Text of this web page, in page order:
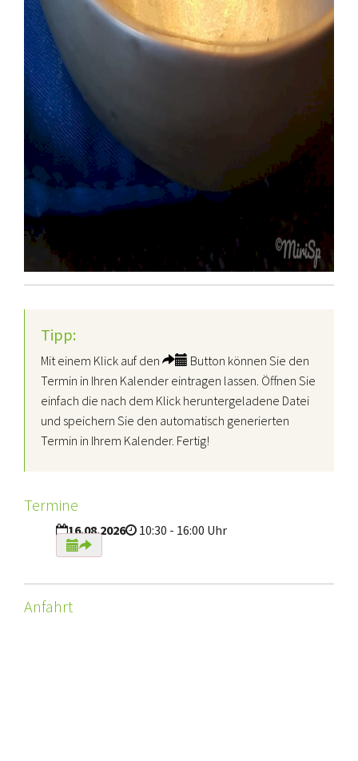
Tipp:
Mit einem Klick auf den
Button können Sie den
Termin in Ihren Kalender eintragen lassen. Öffnen Sie
einfach die nach dem Klick heruntergeladene Datei
und speichern Sie den automatisch generierten
Termin in Ihrem Kalender. Fertig!
Termine
16.08.2026 10:30 - 16:00 Uhr
Anfahrt